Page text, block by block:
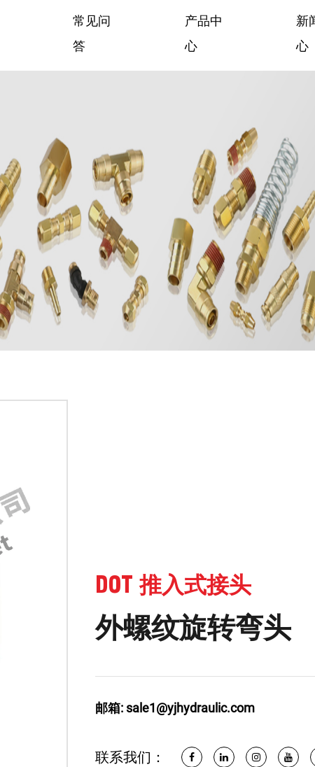
常见问
答
产品中
心
新
心
DOT 推入式接头
外螺纹旋转弯头
邮箱:sale1@yjhydraulic.com
联系我们：